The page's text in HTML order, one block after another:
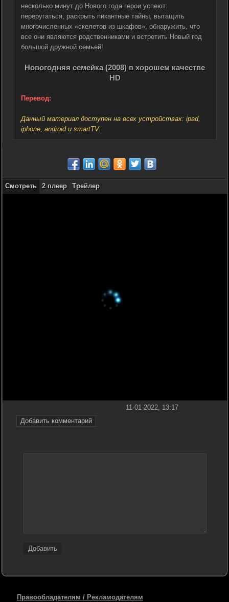
несколько минут до Нового года герои успеют:
переругаться, раскрыть пикантные тайны, вытащить
многочисленных «скелетов из шкафов», обнаружить, что
все они являются родственниками и встретить Новый год
большой дружной семьей!
Новогодняя семейка (2008) в хорошем качестве
HD
Перевод:
Данный материал доступен на всех устройствах: ipad,
iphone, android и smartTV.
Смотреть 2 плеер Трейлер
Добавить комментарий
11-01-2022, 13:17
Добавить
Правообладателям / Рекламодателям